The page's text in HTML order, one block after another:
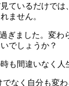
ているだけでは
ません。
ぎました。変わ
でしょうか？
も間違いなく人
なく自分も変